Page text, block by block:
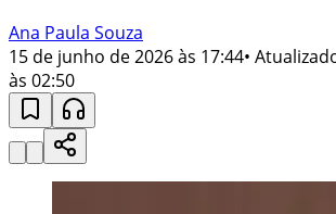
Ana Paula Souza
15 de junho de 2026 às 17:44•
às 02:50